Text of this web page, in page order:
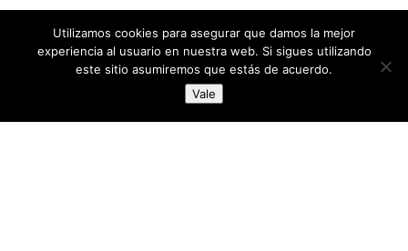
directoresdeseguridad.es
Diseñado por Centro Andaluz de Estudios y Entrenamiento
Utilizamos cookies para asegurar que damos la mejor
experiencia al usuario en nuestra web. Si sigues utilizando
este sitio asumiremos que estás de acuerdo.
Vale